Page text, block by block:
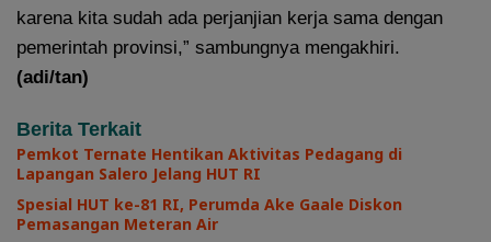
karena kita sudah ada perjanjian kerja sama dengan
pemerintah provinsi,” sambungnya mengakhiri.
(adi/tan)
Berita Terkait
Pemkot Ternate Hentikan Aktivitas Pedagang di
Lapangan Salero Jelang HUT RI
Spesial HUT ke-81 RI, Perumda Ake Gaale Diskon
Pemasangan Meteran Air